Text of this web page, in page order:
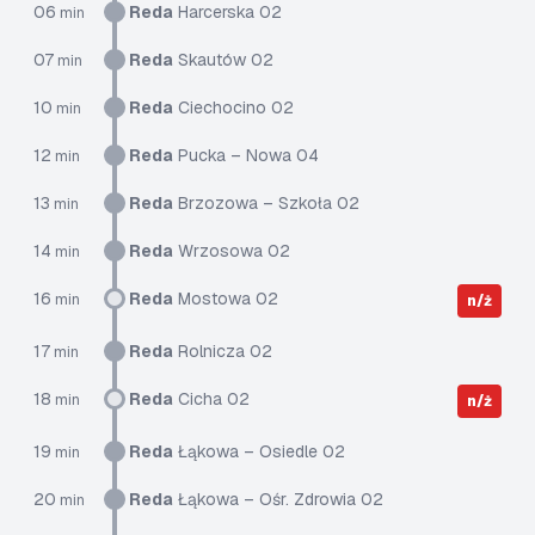
06 min Reda Harcerska 02
07 min Reda Skautów 02
10 min Reda Ciechocino 02
12 min Reda Pucka – Nowa 04
13 min Reda Brzozowa – Szkoła 02
14 min Reda Wrzosowa 02
16 min Reda Mostowa 02 n/ż
17 min Reda Rolnicza 02
18 min Reda Cicha 02 n/ż
19 min Reda Łąkowa – Osiedle 02
20 min Reda Łąkowa – Ośr. Zdrowia 02